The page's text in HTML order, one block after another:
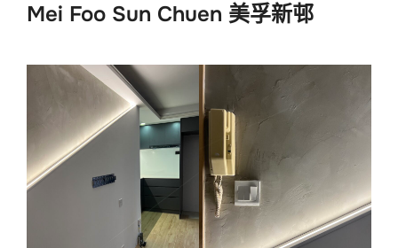
Mei Foo Sun Chuen 美孚新邨